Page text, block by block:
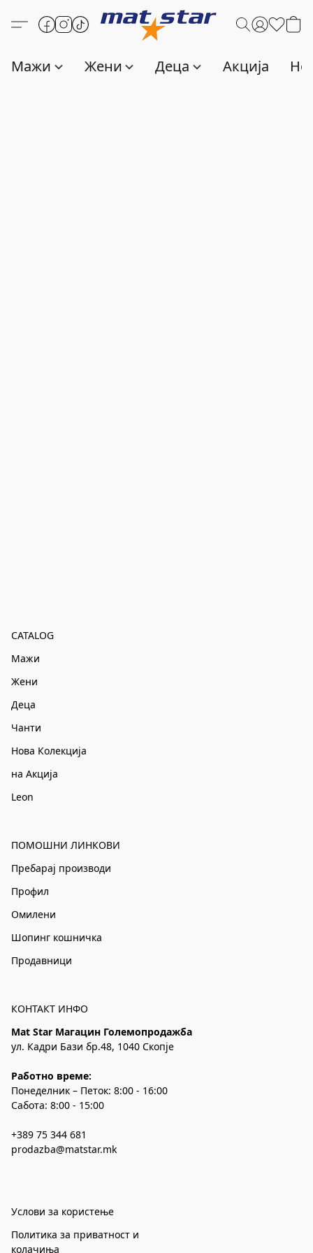
Мажи Жени Деца Акција
CATALOG
Мажи
Жени
Деца
Чанти
Нова Колекција
на Акција
Leon
ПОМОШНИ ЛИНКОВИ
Пребарај производи
Профил
Омилени
Шопинг кошничка
Продавници
КОНТАКТ ИНФО
Mat Star Магацин Големопродажба
ул. Кадри Бази бр.48, 1040 Скопје
Работно време:
Понеделник – Петок: 8:00 - 16:00
Сабота: 8:00 - 15:00
+389 75 344 681
prodazba@matstar.mk
Услови за користење
Политика за приватност и
колачиња